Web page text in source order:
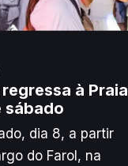
à Praia
sábado
dia 8, a partir
do Farol, na